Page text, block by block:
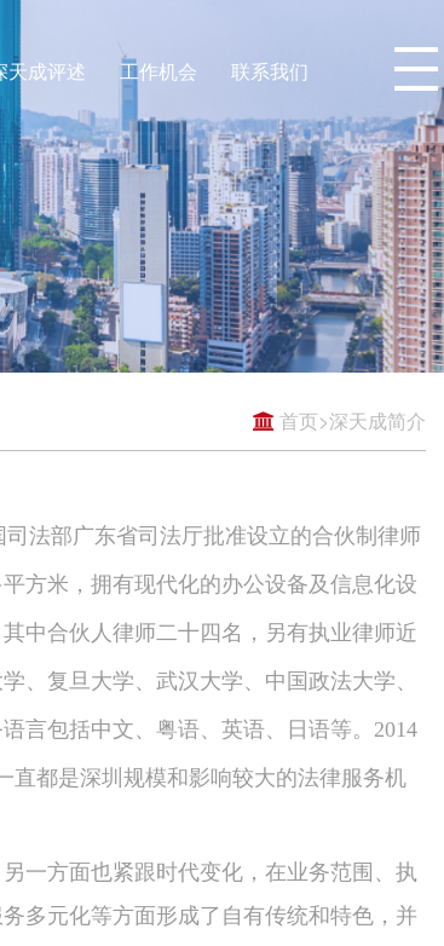
天成评述 工作机会 联系我们
首页>深天成简介
法部广东省司法厅批准设立的合伙制律师
方米，拥有现代化的办公设备及信息化设
中合伙人律师二十四名，另有执业律师近
、复旦大学、武汉大学、中国政法大学、
言包括中文、粤语、英语、日语等。2014
直都是深圳规模和影响较大的法律服务机
一方面也紧跟时代变化，在业务范围、执
多元化等方面形成了自有传统和特色，并